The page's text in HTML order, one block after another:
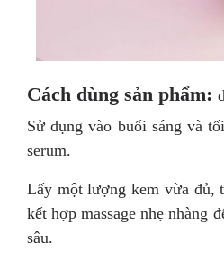
Cách dùng sản phẩm:
Sử dụng vào buổi sáng và
serum.
Lấy một lượng kem vừa đủ,
kết hợp massage nhẹ nhàng
sâu.